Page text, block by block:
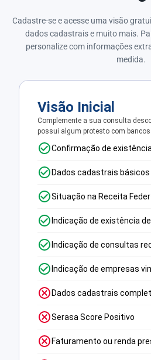
Cadastre-se e acesse uma visão
dados cadastrais e muito mais.
personalize com informações
medida.
Visão Inicial
Complemente a sua consulta
possui algum protesto com
Confirmação de
Dados cadastrais básicos
Situação na Receita
Indicação de existência
Indicação de consultas
Indicação de empresas
Dados cadastrais
Serasa Score Positivo
Faturamento ou renda